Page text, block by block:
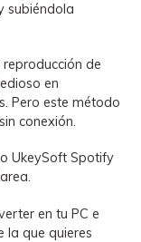
subiéndola
de
en
Pero este método
conexión.
UkeySoft Spotify
en tu PC e
la que quieres